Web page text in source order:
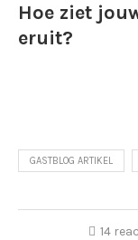
Hoe ziet
eruit?
GASTBLOG ARTIKEL
14